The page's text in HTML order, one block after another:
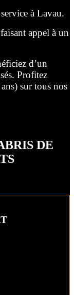
à Lavau.
appel à un
d’un
Profitez
sur tous nos
DE